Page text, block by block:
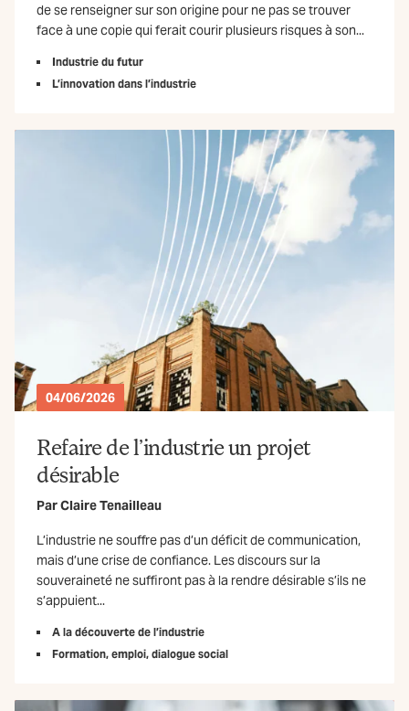
de se renseigner sur son origine pour ne pas se trouver
face à une copie qui ferait courir plusieurs risques à son...
Industrie du futur
L’innovation dans l’industrie
04/06/2026
Refaire de l’industrie un projet
désirable
ParClaire Tenailleau
L’industrie ne souffre pas d’un déficit de communication,
mais d’une crise de confiance. Les discours sur la
souveraineté ne suffiront pas à la rendre désirable s’ils ne
s’appuient...
A la découverte de l’industrie
Formation, emploi, dialogue social